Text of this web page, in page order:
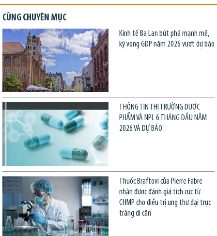
CÙNG CHUYÊN MỤC
Kinh tế Ba Lan bứt phá mạnh mẽ,
kỳ vọng GDP năm 2026 vượt dự báo
THÔNG TIN THỊ TRƯỜNG DƯỢC
PHẨM VÀ NPL 6 THÁNG ĐẦU NĂM
2026 VÀ DỰ BÁO
Thuốc Braftovi của Pierre Fabre
nhận được đánh giá tích cực từ
CHMP cho điều trị ung thư đại trực
tràng di căn